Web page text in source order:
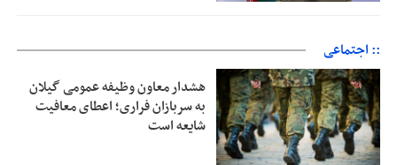
:: اجتماعی
هشدار معاون وظیفه عمومی گیلان
به سربازان فراری؛ اعطای معافیت
شایعه است